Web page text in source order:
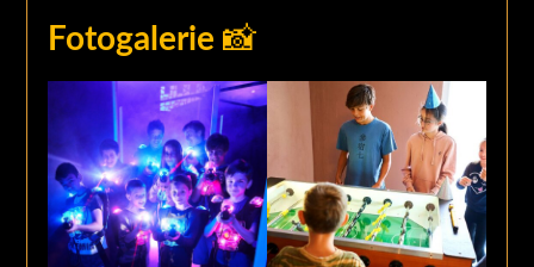
Fotogalerie 📸